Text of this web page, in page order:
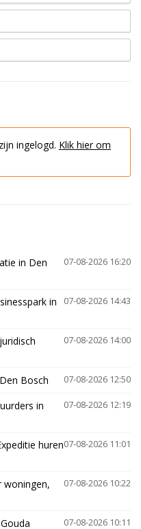
ingelogd. Klik hier om
07-08-2026 16:20
in Den
07-08-2026 14:43
in
07-08-2026 14:00
07-08-2026 12:50
Bosch
07-08-2026 12:19
in
07-08-2026 11:01
huren
07-08-2026 10:22
woningen,
07-08-2026 10:11